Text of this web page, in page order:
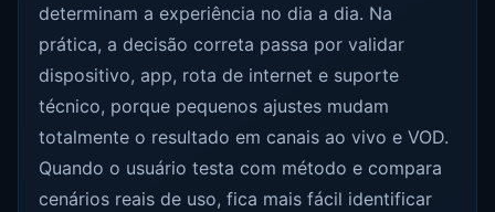
determinam a experiência no dia a dia. Na
prática, a decisão correta passa por validar
dispositivo, app, rota de internet e suporte
técnico, porque pequenos ajustes mudam
totalmente o resultado em canais ao vivo e VOD.
Quando o usuário testa com método e compara
cenários reais de uso, fica mais fácil identificar